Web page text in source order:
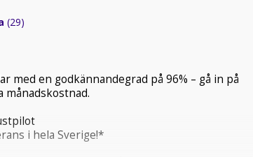
(29)
med en godkännandegrad på 96% – gå in på
i hela Sverige!*